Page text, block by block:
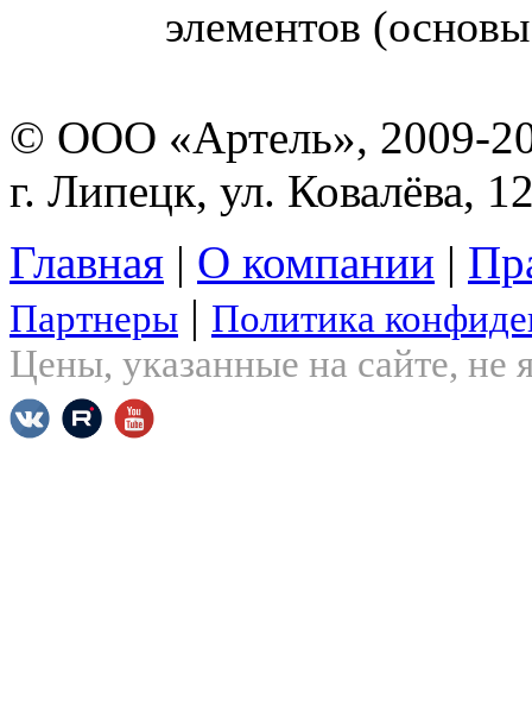
элементов
© ООО «Артель», 2009-
г. Липецк, ул. Ковалёва,
Главная | О компании |
Партнеры | Политика
Цены, указанные на сайте, не